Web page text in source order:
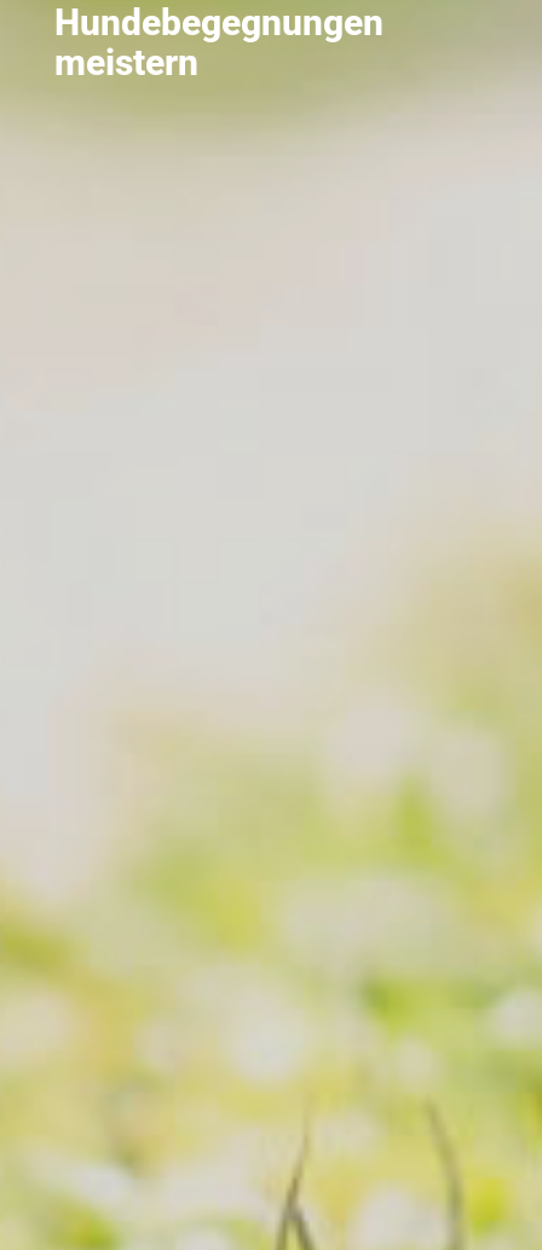
Hundebegegnungen
meistern